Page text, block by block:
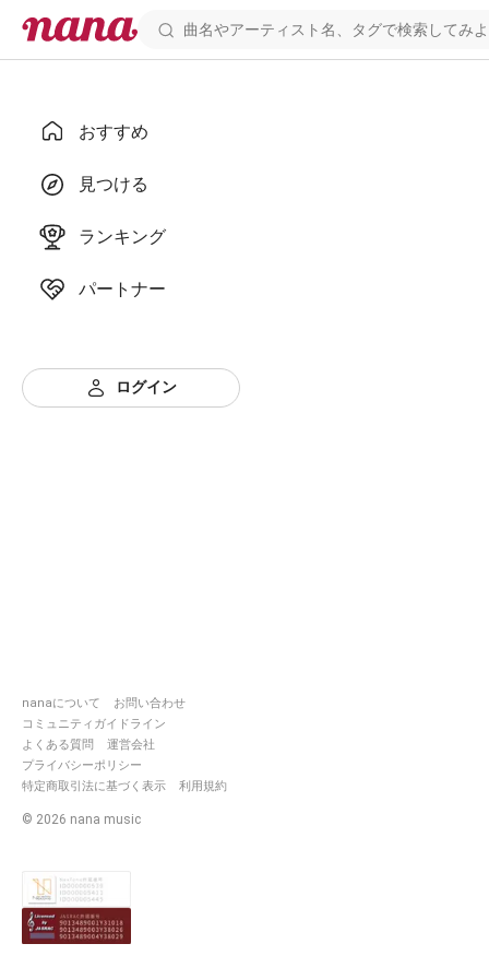
おすすめ
見つける
ランキング
パートナー
ログイン
nanaについて
お問い合わせ
コミュニティガイドライン
よくある質問
運営会社
プライバシーポリシー
特定商取引法に基づく表示
利用規約
© 2026 nana music